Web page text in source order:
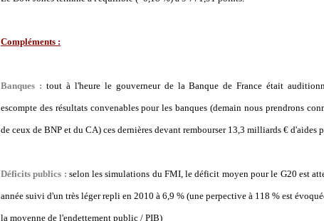
Compléments :
Banques : tout à l'heure le gouverneur de la Banque de France était
escompte des résultats convenables pour les banques (demain nous prendrons
de ceux de BNP et du CA) ces dernières devant rembourser 13,3 milliards € d'aides
Déficits publics : selon les simulations du FMI, le déficit moyen pour le G20 est
année suivi d'un très léger repli en 2010 à 6,9 % (une perpective à 118 % est
la moyenne de l'endettement public / PIB)